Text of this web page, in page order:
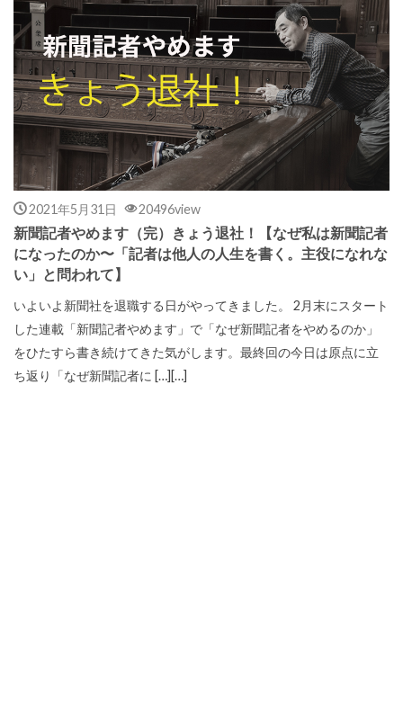
2021年5月31日 20496view
新聞記者やめます（完）きょう退社！【なぜ私は新聞記者
になったのか〜「記者は他人の人生を書く。主役になれな
い」と問われて】
いよいよ新聞社を退職する日がやってきました。 2月末にスタート
した連載「新聞記者やめます」で「なぜ新聞記者をやめるのか」
をひたすら書き続けてきた気がします。最終回の今日は原点に立
ち返り「なぜ新聞記者に […][…]